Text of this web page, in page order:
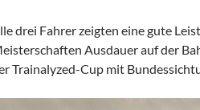
drei Fahrer zeigten eine gute
Ausdauer auf der
Trainalyzed-Cup mit